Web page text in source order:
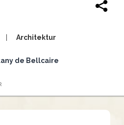
Architektur
de Bellcaire